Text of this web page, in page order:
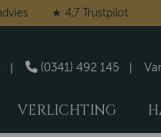
★ 4,7 Trustpilot
(0341) 492 145
VERLICHTING